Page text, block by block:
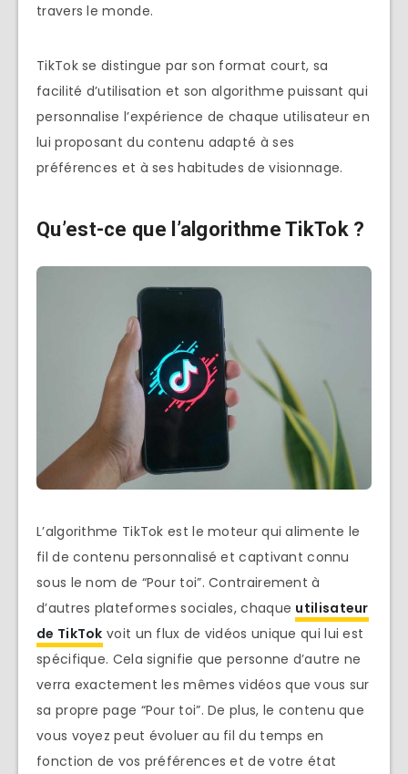
travers le monde.
TikTok se distingue par son format court, sa
facilité d’utilisation et son algorithme puissant qui
personnalise l’expérience de chaque utilisateur en
lui proposant du contenu adapté à ses
préférences et à ses habitudes de visionnage.
Qu’est-ce que l’algorithme TikTok ?
L’algorithme TikTok est le moteur qui alimente le
fil de contenu personnalisé et captivant connu
sous le nom de “Pour toi”. Contrairement à
d’autres plateformes sociales, chaque utilisateur
de TikTok voit un flux de vidéos unique qui lui est
spécifique. Cela signifie que personne d’autre ne
verra exactement les mêmes vidéos que vous sur
sa propre page “Pour toi”. De plus, le contenu que
vous voyez peut évoluer au fil du temps en
fonction de vos préférences et de votre état